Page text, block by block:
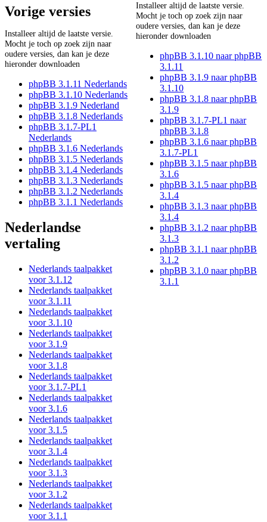
Vorige versies
Installeer altijd de laatste versie.
Mocht je toch op zoek zijn naar
oudere versies, dan kan je deze
hieronder downloaden
phpBB 3.1.11 Nederlands
phpBB 3.1.10 Nederlands
phpBB 3.1.9 Nederland
phpBB 3.1.8 Nederlands
phpBB 3.1.7-PL1
Nederlands
phpBB 3.1.6 Nederlands
phpBB 3.1.5 Nederlands
phpBB 3.1.4 Nederlands
phpBB 3.1.3 Nederlands
phpBB 3.1.2 Nederlands
phpBB 3.1.1 Nederlands
Nederlandse
vertaling
Nederlands taalpakket
voor 3.1.12
Nederlands taalpakket
voor 3.1.11
Nederlands taalpakket
voor 3.1.10
Nederlands taalpakket
voor 3.1.9
Nederlands taalpakket
voor 3.1.8
Nederlands taalpakket
voor 3.1.7-PL1
Nederlands taalpakket
voor 3.1.6
Nederlands taalpakket
voor 3.1.5
Nederlands taalpakket
voor 3.1.4
Nederlands taalpakket
voor 3.1.3
Nederlands taalpakket
voor 3.1.2
Nederlands taalpakket
voor 3.1.1
Installeer altijd de laatste versie.
Mocht je toch op zoek zijn naar
oudere versies, dan kan je deze
hieronder downloaden
phpBB 3.1.10 naar phpBB
3.1.11
phpBB 3.1.9 naar phpBB
3.1.10
phpBB 3.1.8 naar phpBB
3.1.9
phpBB 3.1.7-PL1 naar
phpBB 3.1.8
phpBB 3.1.6 naar phpBB
3.1.7-PL1
phpBB 3.1.5 naar phpBB
3.1.6
phpBB 3.1.5 naar phpBB
3.1.4
phpBB 3.1.3 naar phpBB
3.1.4
phpBB 3.1.2 naar phpBB
3.1.3
phpBB 3.1.1 naar phpBB
3.1.2
phpBB 3.1.0 naar phpBB
3.1.1